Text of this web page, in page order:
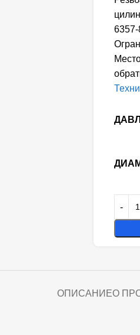
6357-
ОПИСАНИЕО